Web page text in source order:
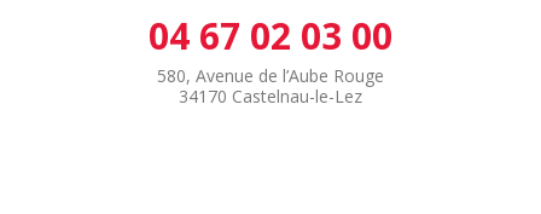
04 67 02 03 00
580, Avenue de l’Aube Rouge
34170 Castelnau-le-Lez